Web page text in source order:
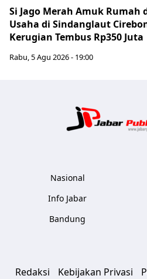
Si Jago Merah Amuk Rumah
Usaha di Sindanglaut
Kerugian Tembus Rp350 Juta
Rabu, 5 Agu 2026 - 19:00
Nasional
Info Jabar
Bandung
Redaksi Kebijakan Privasi